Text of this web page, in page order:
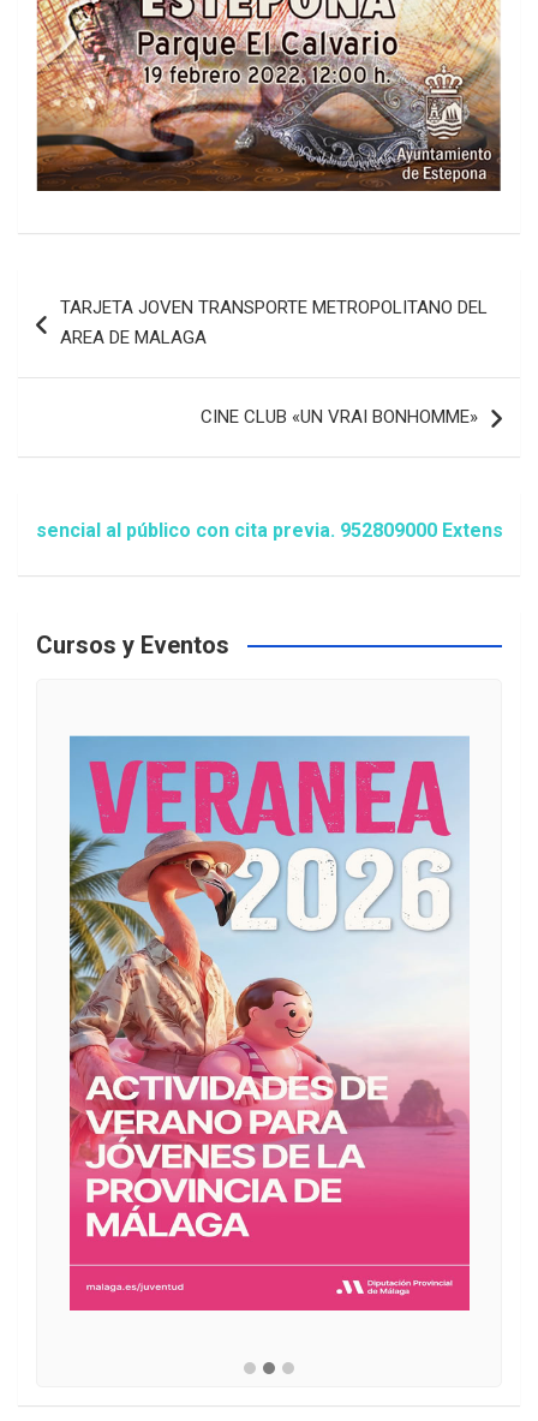
de
TARJETA JOVEN TRANSPORTE METROPOLITANO DEL
AREA DE MALAGA
CINE CLUB «UN VRAI BONHOMME»
al público con cita previa. 952809000 Extensión 1481/
Cursos y Eventos